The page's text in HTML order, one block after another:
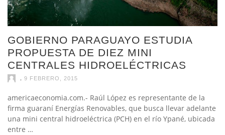
GOBIERNO PARAGUAYO ESTUDIA
PROPUESTA DE DIEZ MINI
CENTRALES HIDROELÉCTRICAS
9 FEBRERO, 2015
americaeconomia.com.- Raúl López es representante de la
firma guaraní Energías Renovables, que busca llevar adelante
una mini central hidroeléctrica (PCH) en el río Ypané, ubicada
entre …